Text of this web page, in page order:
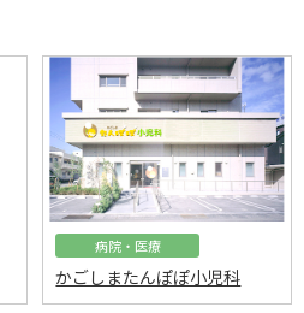
病院・医療
かごしまたんぽぽ小児科